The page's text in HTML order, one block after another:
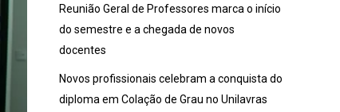
Reunião Geral de Professores marca o início
do semestre e a chegada de novos
docentes
Novos profissionais celebram a conquista do
diploma em Colação de Grau no Unilavras